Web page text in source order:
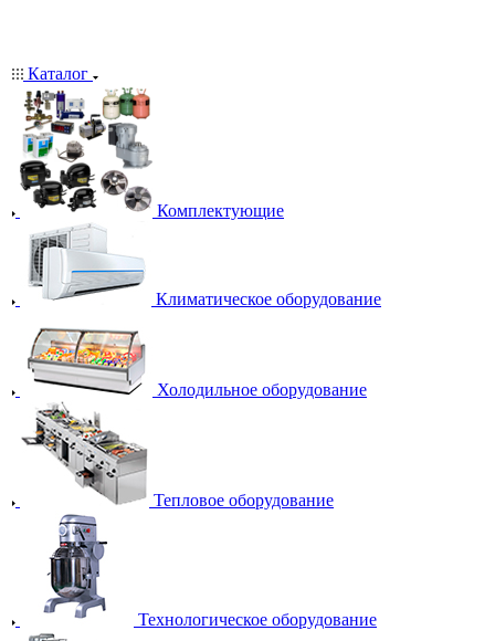
Каталог
Комплектующие
Климатическое оборудование
Холодильное оборудование
Тепловое оборудование
Технологическое оборудование